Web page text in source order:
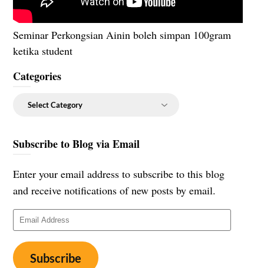
Seminar Perkongsian Ainin boleh simpan 100gram
ketika student
Categories
Categories
Subscribe to Blog via Email
Enter your email address to subscribe to this blog
and receive notifications of new posts by email.
Email
Address
Subscribe